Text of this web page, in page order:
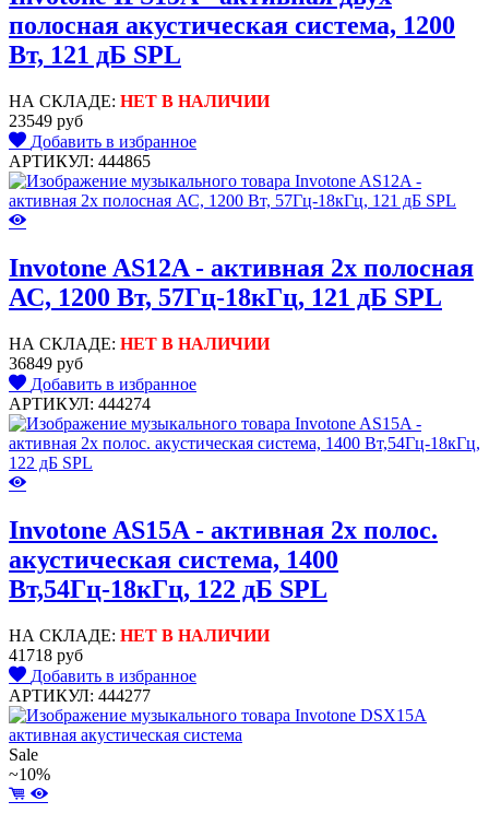
полосная акустическая система, 1200
Вт, 121 дБ SPL
НА СКЛАДЕ: НЕТ В НАЛИЧИИ
23549 руб
Добавить в избранное
АРТИКУЛ: 444865
Invotone AS12A - активная 2х полосная
АС, 1200 Вт, 57Гц-18кГц, 121 дБ SPL
НА СКЛАДЕ: НЕТ В НАЛИЧИИ
36849 руб
Добавить в избранное
АРТИКУЛ: 444274
Invotone AS15A - активная 2х полос.
акустическая система, 1400
Вт,54Гц-18кГц, 122 дБ SPL
НА СКЛАДЕ: НЕТ В НАЛИЧИИ
41718 руб
Добавить в избранное
АРТИКУЛ: 444277
Sale
~10%